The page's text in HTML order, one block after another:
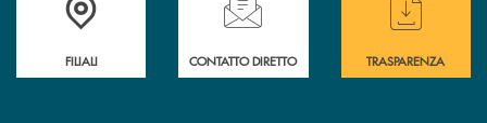
FILIALI CONTATTO DIRETTO TRASPARENZA